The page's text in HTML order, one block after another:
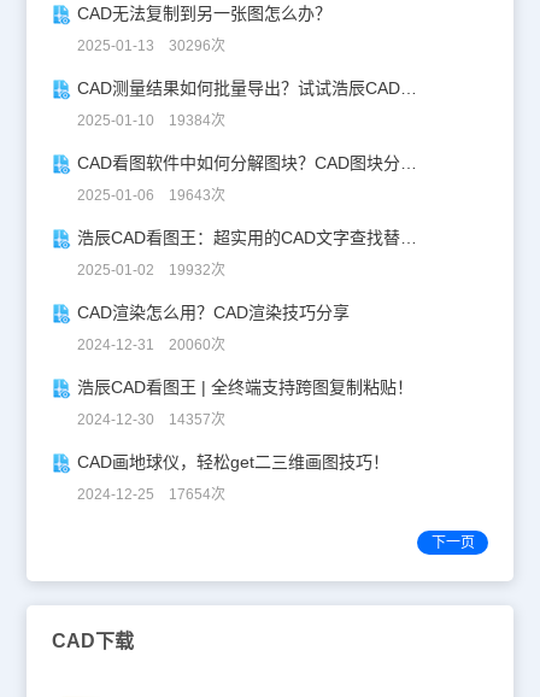
CAD无法复制到另一张图怎么办？
2025-01-13 30296次
CAD测量结果如何批量导出？试试浩辰CAD看图王！
2025-01-10 19384次
CAD看图软件中如何分解图块？CAD图块分解详解！
2025-01-06 19643次
浩辰CAD看图王：超实用的CAD文字查找替换技巧分享！
2025-01-02 19932次
CAD渲染怎么用？CAD渲染技巧分享
2024-12-31 20060次
浩辰CAD看图王 | 全终端支持跨图复制粘贴！
2024-12-30 14357次
CAD画地球仪，轻松get二三维画图技巧！
2024-12-25 17654次
下一页
CAD下载